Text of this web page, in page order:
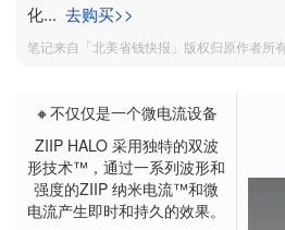
化... 去购买>>
笔记来自「北美省钱快报」版权归原作者所
🔸不仅仅是一个微电流设备
ZIIP HALO 采用独特的双波
形技术™，通过一系列波形和
强度的ZIIP 纳米电流™和微
电流产生即时和持久的效果。